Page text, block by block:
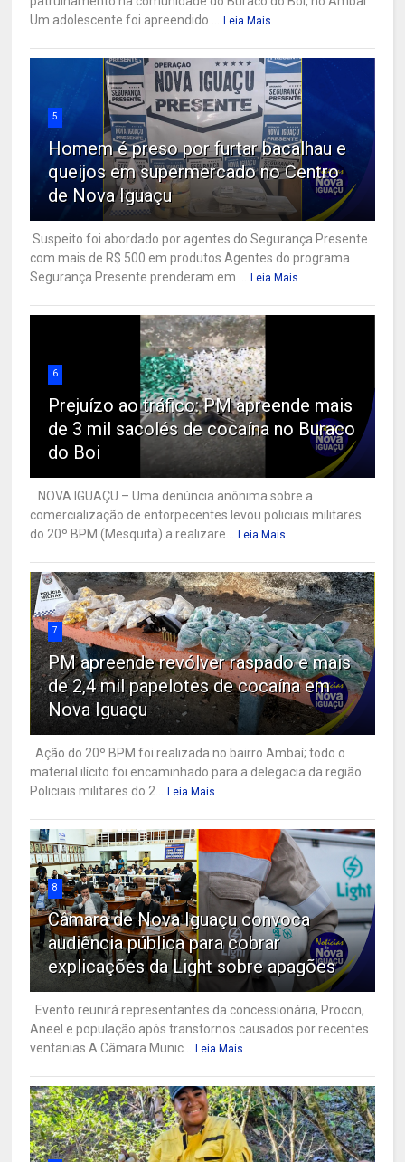
Um adolescente foi apreendido ... Leia Mais
5
Homem é preso por furtar bacalhau e
queijos em supermercado no Centro
de Nova Iguaçu
Suspeito foi abordado por agentes do Segurança Presente
com mais de R$ 500 em produtos Agentes do programa
Segurança Presente prenderam em ... Leia Mais
6
Prejuízo ao tráfico: PM apreende mais
de 3 mil sacolés de cocaína no Buraco
do Boi
NOVA IGUAÇU – Uma denúncia anônima sobre a
comercialização de entorpecentes levou policiais militares
do 20º BPM (Mesquita) a realizare... Leia Mais
7
PM apreende revólver raspado e mais
de 2,4 mil papelotes de cocaína em
Nova Iguaçu
Ação do 20º BPM foi realizada no bairro Ambaí; todo o
material ilícito foi encaminhado para a delegacia da região
Policiais militares do 2... Leia Mais
8
Câmara de Nova Iguaçu convoca
audiência pública para cobrar
explicações da Light sobre apagões
Evento reunirá representantes da concessionária, Procon,
Aneel e população após transtornos causados por recentes
ventanias A Câmara Munic... Leia Mais